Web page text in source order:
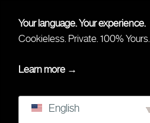
Your language. Your experience.
Cookieless. Private. 100% Yours.
Learn more →
English